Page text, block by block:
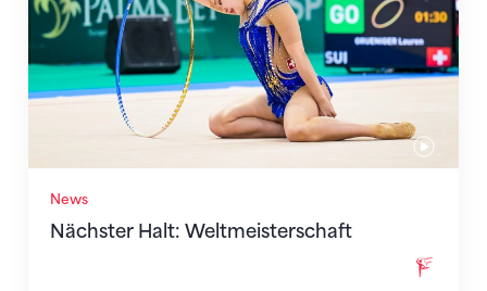
News
Nächster Halt: Weltmeisterschaft